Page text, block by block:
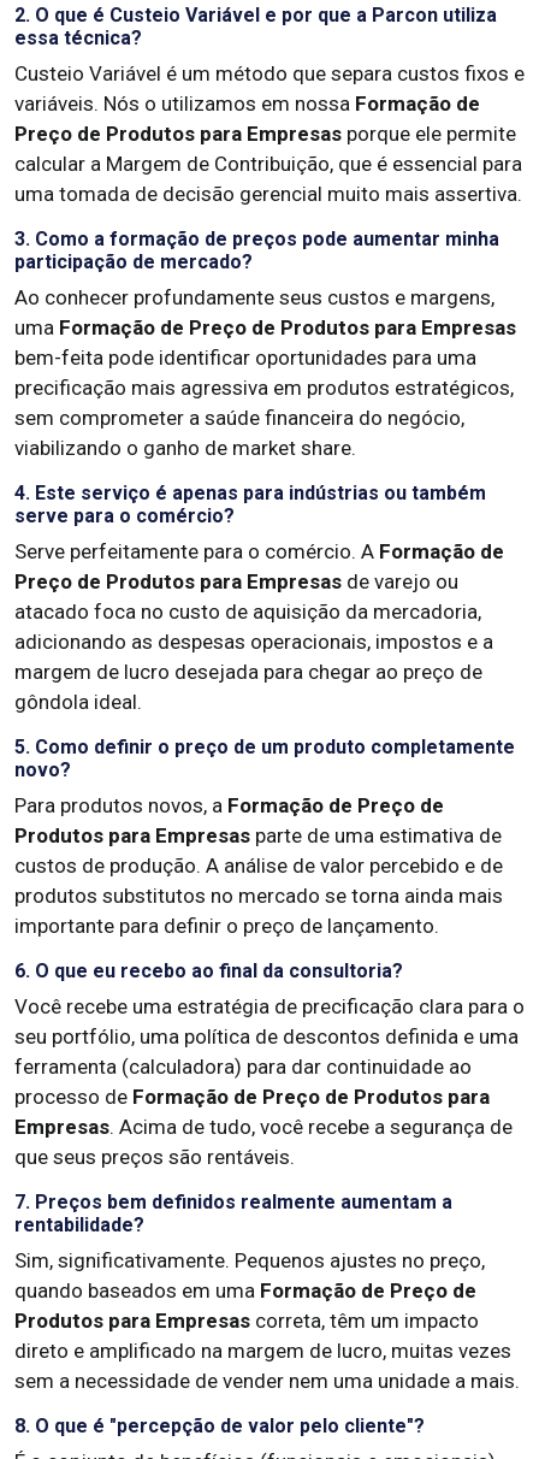
2. O que é Custeio Variável e por que a Parcon utiliza
essa técnica?
Custeio Variável é um método que separa custos fixos e
variáveis. Nós o utilizamos em nossa Formação de
Preço de Produtos para Empresas porque ele permite
calcular a Margem de Contribuição, que é essencial para
uma tomada de decisão gerencial muito mais assertiva.
3. Como a formação de preços pode aumentar minha
participação de mercado?
Ao conhecer profundamente seus custos e margens,
uma Formação de Preço de Produtos para Empresas
bem-feita pode identificar oportunidades para uma
precificação mais agressiva em produtos estratégicos,
sem comprometer a saúde financeira do negócio,
viabilizando o ganho de market share.
4. Este serviço é apenas para indústrias ou também
serve para o comércio?
Serve perfeitamente para o comércio. A Formação de
Preço de Produtos para Empresas de varejo ou
atacado foca no custo de aquisição da mercadoria,
adicionando as despesas operacionais, impostos e a
margem de lucro desejada para chegar ao preço de
gôndola ideal.
5. Como definir o preço de um produto completamente
novo?
Para produtos novos, a Formação de Preço de
Produtos para Empresas parte de uma estimativa de
custos de produção. A análise de valor percebido e de
produtos substitutos no mercado se torna ainda mais
importante para definir o preço de lançamento.
6. O que eu recebo ao final da consultoria?
Você recebe uma estratégia de precificação clara para o
seu portfólio, uma política de descontos definida e uma
ferramenta (calculadora) para dar continuidade ao
processo de Formação de Preço de Produtos para
Empresas. Acima de tudo, você recebe a segurança de
que seus preços são rentáveis.
7. Preços bem definidos realmente aumentam a
rentabilidade?
Sim, significativamente. Pequenos ajustes no preço,
quando baseados em uma Formação de Preço de
Produtos para Empresas correta, têm um impacto
direto e amplificado na margem de lucro, muitas vezes
sem a necessidade de vender nem uma unidade a mais.
8. O que é "percepção de valor pelo cliente"?